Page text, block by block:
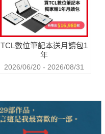
樂園
華
TCL數位筆記本送月讀包1
年
2026/06/20 - 2026/08/31